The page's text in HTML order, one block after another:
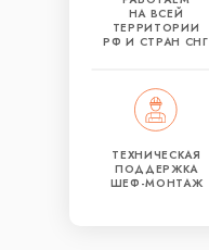
ТЕХНИЧЕСКАЯ
ПОДДЕРЖКА
ШЕФ-МОНТАЖ
НА ВСЕЙ
ТЕРРИТОРИИ
РФ И СТРАН СНГ